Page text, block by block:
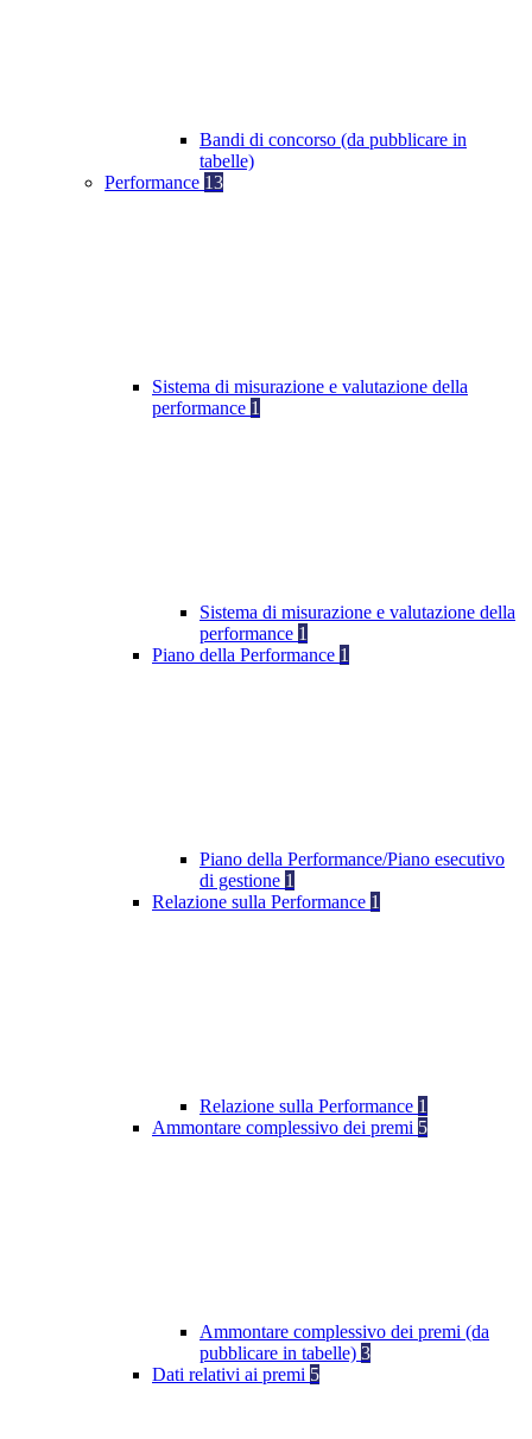
Bandi di concorso (da pubblicare in
tabelle)
Performance 13
Sistema di misurazione e valutazione della
performance 1
Sistema di misurazione e valutazione della
performance 1
Piano della Performance 1
Piano della Performance/Piano esecutivo
di gestione 1
Relazione sulla Performance 1
Relazione sulla Performance 1
Ammontare complessivo dei premi 5
Ammontare complessivo dei premi (da
pubblicare in tabelle) 3
Dati relativi ai premi 5